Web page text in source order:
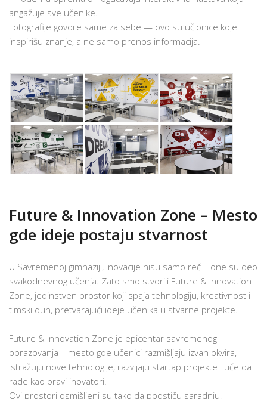
angažuje sve učenike.
Fotografije govore same za sebe — ovo su učionice koje
inspirišu znanje, a ne samo prenos informacija.
Future & Innovation Zone – Mesto
gde ideje postaju stvarnost
U Savremenoj gimnaziji, inovacije nisu samo reč – one su deo
svakodnevnog učenja. Zato smo stvorili Future & Innovation
Zone, jedinstven prostor koji spaja tehnologiju, kreativnost i
timski duh, pretvarajući ideje učenika u stvarne projekte.
Future & Innovation Zone je epicentar savremenog
obrazovanja – mesto gde učenici razmišljaju izvan okvira,
istražuju nove tehnologije, razvijaju startap projekte i uče da
rade kao pravi inovatori.
Ovi prostori osmišljeni su tako da podstiču saradnju,